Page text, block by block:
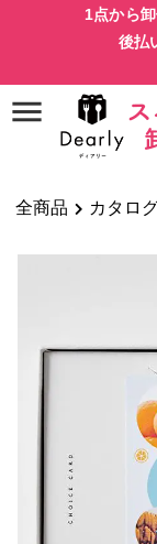
1点から
後払
全商品 カタロ